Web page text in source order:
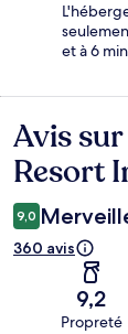
et à 6
Avis
Avis
Resort
9,0
360 avis
9,2
Propreté